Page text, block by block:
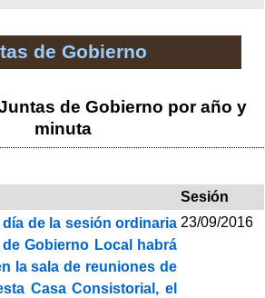
de Gobierno
de Gobierno por año y
minuta
Sesión
día de la sesión ordinaria
Gobierno Local habrá
la sala de reuniones de
Casa Consistorial, el
23/09/2016